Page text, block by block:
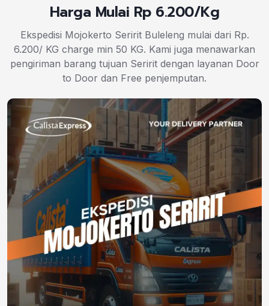
Harga Mulai Rp 6.200/Kg
Ekspedisi Mojokerto Seririt Buleleng mulai dari Rp.
6.200/ KG charge min 50 KG. Kami juga menawarkan
pengiriman barang tujuan Seririt dengan layanan Door
to Door dan Free penjemputan.